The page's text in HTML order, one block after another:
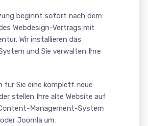
beginnt sofort nach dem
Webdesign-Vertrags mit
Wir installieren das
und Sie verwalten Ihre
für Sie eine komplett neue
stellen Ihre alte Website auf
Management-System
Joomla um.